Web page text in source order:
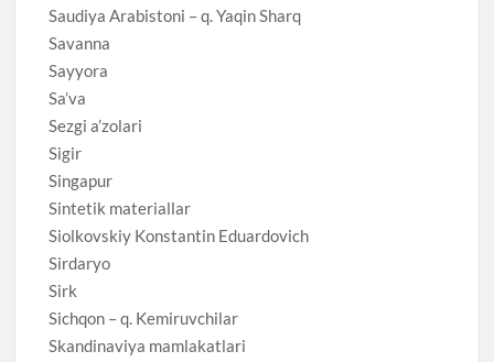
Saudiya Arabistoni – q. Yaqin Sharq
Savanna
Sayyora
Sa’va
Sezgi a’zolari
Sigir
Singapur
Sintetik materiallar
Siolkovskiy Konstantin Eduardovich
Sirdaryo
Sirk
Sichqon – q. Kemiruvchilar
Skandinaviya mamlakatlari